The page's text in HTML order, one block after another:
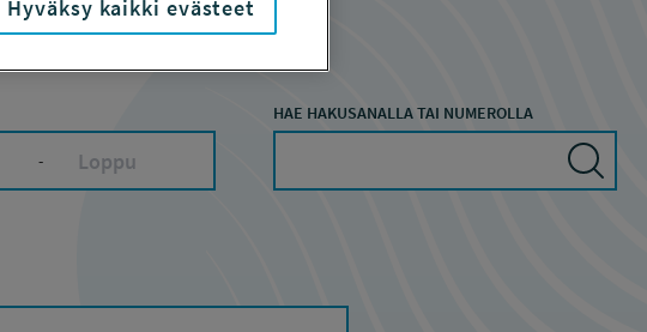
-
HAE HAKUSANALLA TAI NUMEROLLA
Hyväksy kaikki evästeet